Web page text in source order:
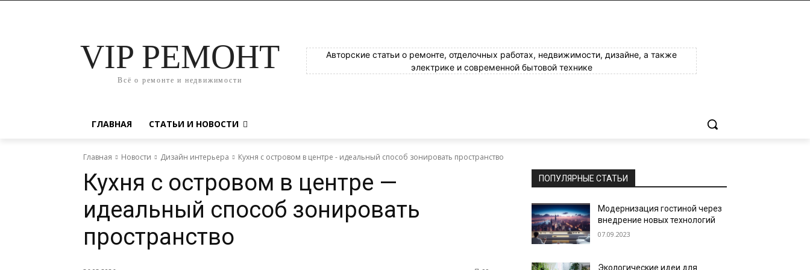
VIP РЕМОНТ
Всё о ремонте и недвижимости
Авторские статьи о ремонте, отделочных работах, недвижимости, дизайне, а также
электрике и современной бытовой технике
ГЛАВНАЯ СТАТЬИ И НОВОСТИ
Главная Новости Дизайн интерьера Кухня с островом в центре - идеальный способ зонировать пространство
Кухня с островом в центре —
идеальный способ зонировать
пространство
ПОПУЛЯРНЫЕ СТАТЬИ
Модернизация гостиной через
внедрение новых технологий
07.09.2023
Экологические идеи для